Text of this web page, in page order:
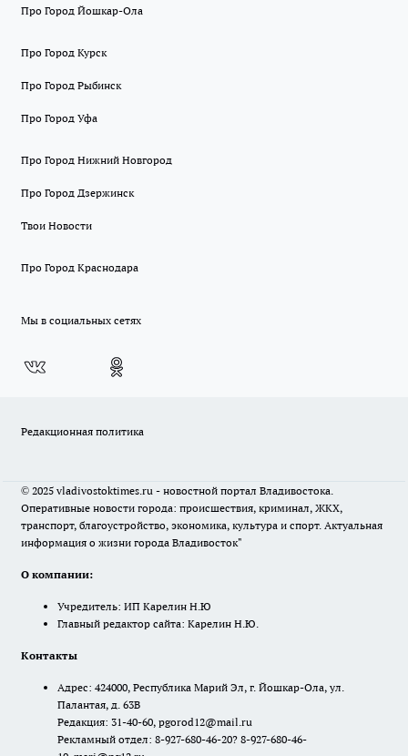
Про Город Йошкар-Ола
Про Город Курск
Про Город Рыбинск
Про Город Уфа
Про Город Нижний Новгород
Про Город Дзержинск
Твои Новости
Про Город Краснодара
Мы в социальных сетях
Редакционная политика
© 2025 vladivostoktimes.ru - новостной портал Владивостока.
Оперативные новости города: происшествия, криминал, ЖКХ,
транспорт, благоустройство, экономика, культура и спорт. Актуальная
информация о жизни города Владивосток"
О компании:
Учредитель: ИП Карелин Н.Ю
Главный редактор сайта: Карелин Н.Ю.
Контакты
Адрес: 424000, Республика Марий Эл, г. Йошкар-Ола, ул.
Палантая, д. 63В
Редакция: 31-40-60, pgorod12@mail.ru
Рекламный отдел: 8-927-680-46-20? 8-927-680-46-